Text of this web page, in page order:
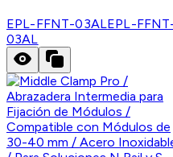
EPL-FFNT-03ALEPL-
03AL